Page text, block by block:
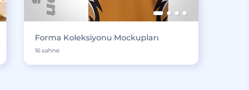
Forma Koleksiyonu Mockupları
16 sahne